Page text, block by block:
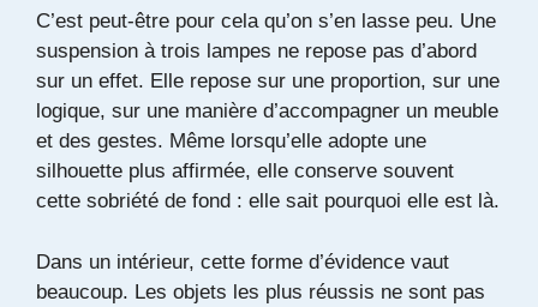
C’est peut-être pour cela qu’on s’en lasse peu. Une
suspension à trois lampes ne repose pas d’abord
sur un effet. Elle repose sur une proportion, sur une
logique, sur une manière d’accompagner un meuble
et des gestes. Même lorsqu’elle adopte une
silhouette plus affirmée, elle conserve souvent
cette sobriété de fond : elle sait pourquoi elle est là.
Dans un intérieur, cette forme d’évidence vaut
beaucoup. Les objets les plus réussis ne sont pas